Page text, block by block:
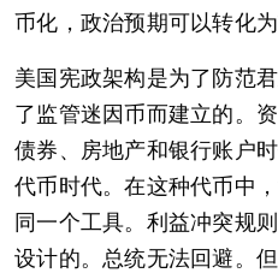
币化，政治预期可以转化为
美国宪政架构是为了防范
了监管迷因币而建立的。
债券、房地产和银行账户
代币时代。在这种代币中
同一个工具。利益冲突规
设计的。总统无法回避。